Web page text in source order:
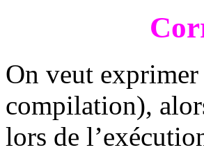
On veut
compilation),
lors de